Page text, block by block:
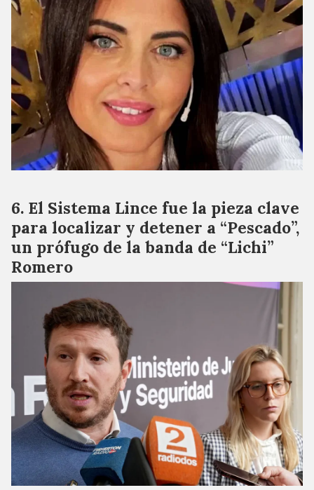
El Sistema Lince fue la pieza clave
para localizar y detener a “Pescado”,
un prófugo de la banda de “Lichi”
Romero